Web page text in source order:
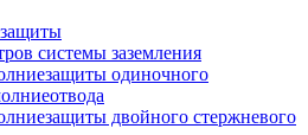
системы заземления
одиночного
двойного стержневого